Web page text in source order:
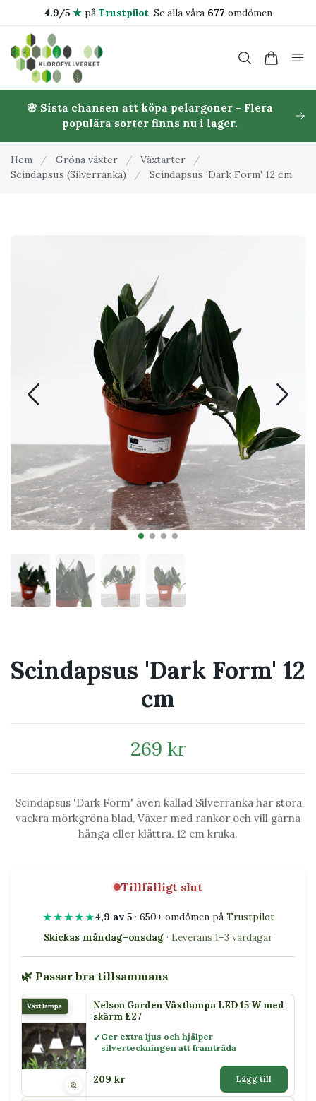
4.9/5 ★på Trustpilot. Se alla våra 677 omdömen
🌸 Sista chansen att köpa pelargoner - Flera
populära sorter finns nu i lager.
Hem / Gröna växter / Växtarter
/
Scindapsus (Silverranka)
/ Scindapsus 'Dark Form' 12 cm
Scindapsus 'Dark Form' 12
cm
269 kr
Scindapsus 'Dark Form' även kallad Silverranka har stora
vackra mörkgröna blad, Växer med rankor och vill gärna
hänga eller klättra. 12 cm kruka.
Tillfälligt slut
★★★★★4,9 av 5· 650+ omdömen på Trustpilot
Skickas måndag–onsdag · Leverans 1–3 vardagar
🌿 Passar bra tillsammans
Växtlampa
Nelson Garden Växtlampa LED 15 W med
skärm E27
Ger extra ljus och hjälper
silverteckningen att framträda
209 kr Lägg till